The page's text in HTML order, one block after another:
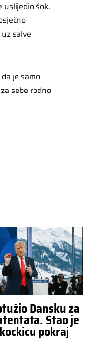
uslijedio šok.
salve
je samo
sebe rodno
Dansku za
Stao je
pokraj